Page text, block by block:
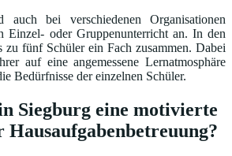
bei verschiedenen Organisationen
Einzel- oder Gruppenunterricht an. In den
zu fünf Schüler ein Fach zusammen. Dabei
auf eine angemessene Lernatmosphäre
Bedürfnisse der einzelnen Schüler.
Siegburg eine motivierte
Hausaufgabenbetreuung?